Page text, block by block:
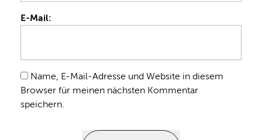
E-Mail:
Name, E-Mail-Adresse und Website in diesem
Browser für meinen nächsten Kommentar
speichern.